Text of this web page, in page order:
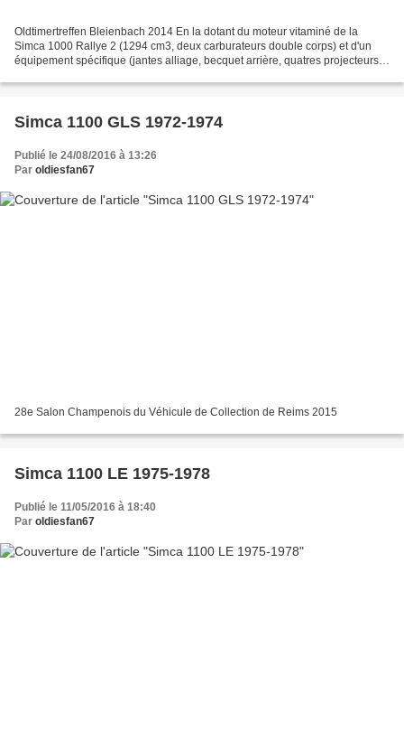
Oldtimertreffen Bleienbach 2014 En la dotant du moteur vitaminé de la
Simca 1000 Rallye 2 (1294 cm3, deux carburateurs double corps) et d'un
équipement spécifique (jantes alliage, becquet arrière, quatres projecteurs à
Simca 1100 GLS 1972-1974
Publié le 24/08/2016 à 13:26
Par oldiesfan67
28e Salon Champenois du Véhicule de Collection de Reims 2015
Simca 1100 LE 1975-1978
Publié le 11/05/2016 à 18:40
Par oldiesfan67